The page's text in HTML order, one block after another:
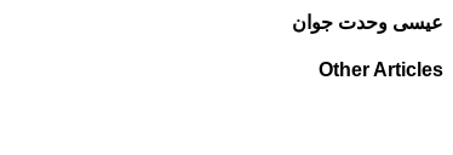
عیسی وحدت جوان
Other Articles